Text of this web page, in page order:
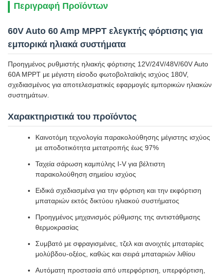
Περιγραφή Προϊόντων
60V Auto 60 Amp MPPT ελεγκτής φόρτισης για
εμπορικά ηλιακά συστήματα
Προηγμένος ρυθμιστής ηλιακής φόρτισης 12V/24V/48V/60V Auto
60A MPPT με μέγιστη είσοδο φωτοβολταϊκής ισχύος 180V,
σχεδιασμένος για αποτελεσματικές εφαρμογές εμπορικών ηλιακών
συστημάτων.
Χαρακτηριστικά του προϊόντος
Καινοτόμη τεχνολογία παρακολούθησης μέγιστης ισχύος
με αποδοτικότητα μετατροπής έως 97%
Ταχεία σάρωση καμπύλης I-V για βέλτιστη
παρακολούθηση σημείου ισχύος
Ειδικά σχεδιασμένα για την φόρτιση και την εκφόρτιση
μπαταριών εκτός δικτύου ηλιακού συστήματος
Προηγμένος μηχανισμός ρύθμισης της αντιστάθμισης
θερμοκρασίας
Συμβατό με σφραγισμένες, τζελ και ανοιχτές μπαταρίες
μολύβδου-οξέος, καθώς και σειρά μπαταριών λιθίου
Αυτόματη προστασία από υπερφόρτιση, υπερφόρτιση,